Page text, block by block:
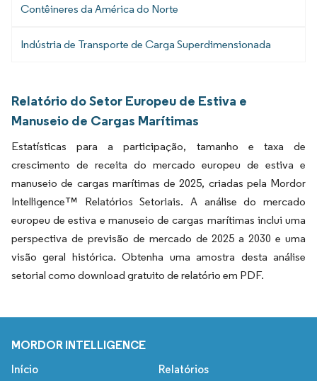
Contêineres da América do Norte
Indústria de Transporte de Carga Superdimensionada
Relatório do Setor Europeu de Estiva e
Manuseio de Cargas Marítimas
Estatísticas para a participação, tamanho e taxa de
crescimento de receita do mercado europeu de estiva e
manuseio de cargas marítimas de 2025, criadas pela Mordor
Intelligence™ Relatórios Setoriais. A análise do mercado
europeu de estiva e manuseio de cargas marítimas inclui uma
perspectiva de previsão de mercado de 2025 a 2030 e uma
visão geral histórica. Obtenha uma amostra desta análise
setorial como download gratuito de relatório em PDF.
MORDOR INTELLIGENCE
Início Relatórios